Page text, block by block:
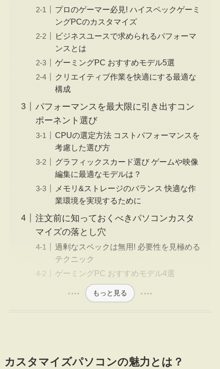
プロのゲーマー必見! ハイスペックゲーミ
ングPCのカスタマイズ
ビジネスユースで求められるパフォーマ
ンスとは
ゲーミングPC おすすめモデル5選
クリエイティブ作業を快適にする最適な
構成
パフォーマンスを最大限に引き出すコン
ポーネント選び
CPUの選定方法 コストパフォーマンスを
考慮した選び方
グラフィックスカード選び ゲームや映像
編集に最適なモデルは？
メモリ&ストレージのバランス 快適な作
業環境を実現するために
注文前に知っておくべきパソコンカスタ
マイズの落とし穴
過剰なスペックは無用! 必要性を見極める
テクニック
ゲーミングPC おすすめモデル4選
もっと見る
カスタマイズパソコンの魅力とは？